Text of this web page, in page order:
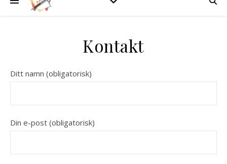
Kontakt
Ditt namn (obligatorisk)
Din e-post (obligatorisk)